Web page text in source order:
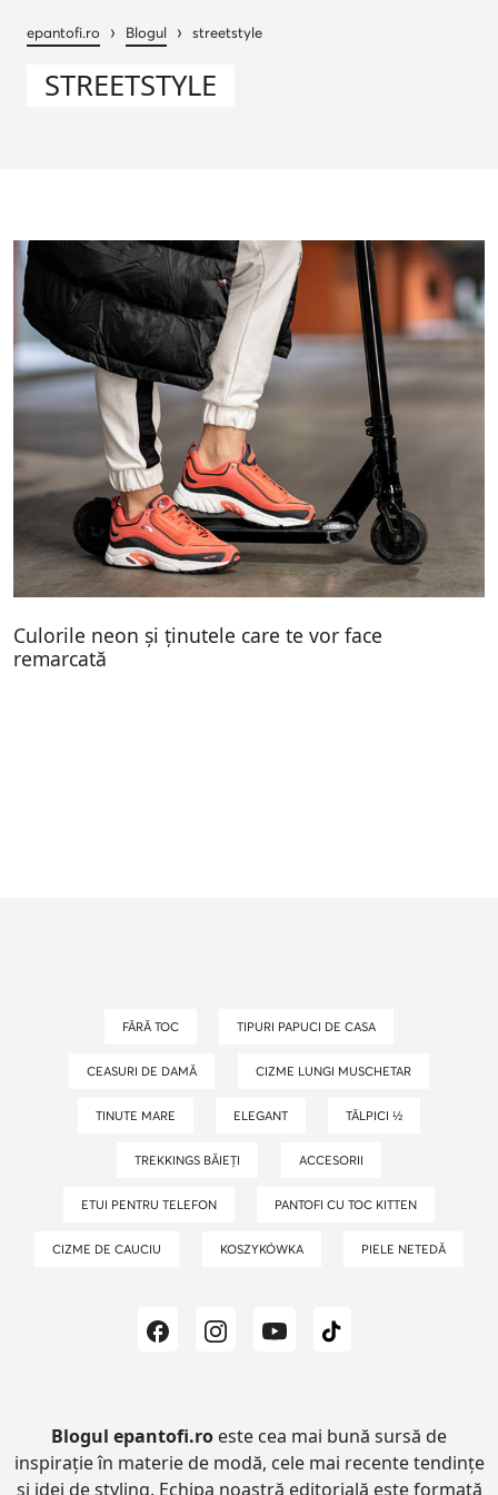
epantofi.ro › Blogul › streetstyle
STREETSTYLE
Culorile neon și ținutele care te vor face
remarcată
FĂRĂ TOC TIPURI PAPUCI DE CASA
CEASURI DE DAMĂ CIZME LUNGI MUSCHETAR
TINUTE MARE ELEGANT TĂLPICI ½
TREKKINGS BĂIEȚI ACCESORII
ETUI PENTRU TELEFON PANTOFI CU TOC KITTEN
CIZME DE CAUCIU KOSZYKÓWKA PIELE NETEDĂ
Blogul epantofi.ro este cea mai bună sursă de
inspirație în materie de modă, cele mai recente tendințe
și idei de styling. Echipa noastră editorială este formată